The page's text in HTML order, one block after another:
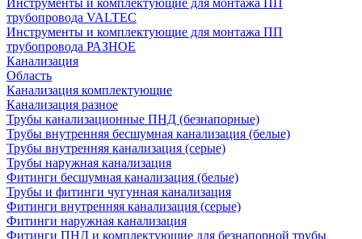
Инструменты и комплектующие для монтажа ПП
трубопровода VALTEC
Инструменты и комплектующие для монтажа ПП
трубопровода РАЗНОЕ
Канализация
Область
Канализация комплектующие
Канализация разное
Трубы канализационные ПНД (безнапорные)
Трубы внутренняя бесшумная канализация (белые)
Трубы внутренняя канализация (серые)
Трубы наружная канализация
Фитинги бесшумная канализация (белые)
Трубы и фитинги чугунная канализация
Фитинги внутренняя канализация (серые)
Фитинги наружная канализация
Фитинги ПНД и комплектующие для безнапорной трубы